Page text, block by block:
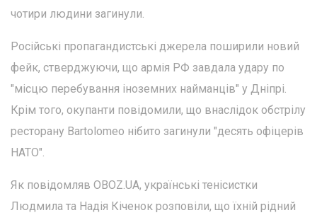
чотири людини загинули.
Російські пропагандистські джерела поширили новий
фейк, стверджуючи, що армія РФ завдала удару по
"місцю перебування іноземних найманців" у Дніпрі.
Крім того, окупанти повідомили, що внаслідок обстрілу
ресторану Bartolomeo нібито загинули "десять офіцерів
НАТО".
Як повідомляв OBOZ.UA, українські тенісистки
Людмила та Надія Кіченок розповіли, що їхній рідний